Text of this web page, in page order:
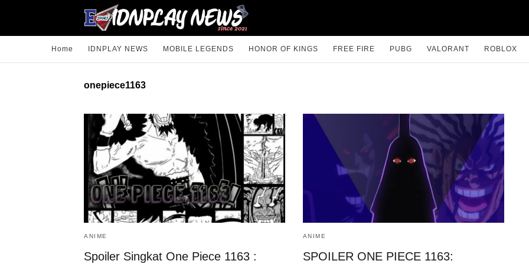
Home IDNPLAY NEWS MOBILE LEGENDS HONOR OF KINGS FREE FIRE PUBG VALORANT ROBLOX
onepiece1163
ANIME
Spoiler Singkat One Piece 1163 :
ANIME
SPOILER ONE PIECE 1163: